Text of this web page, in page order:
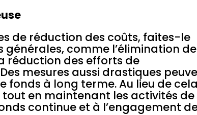
de réduction des coûts, faites-le
générales, comme l’élimination
réduction des efforts de
mesures aussi drastiques
fonds à long terme. Au lieu de
en maintenant les activités de
continue et à l’engagement